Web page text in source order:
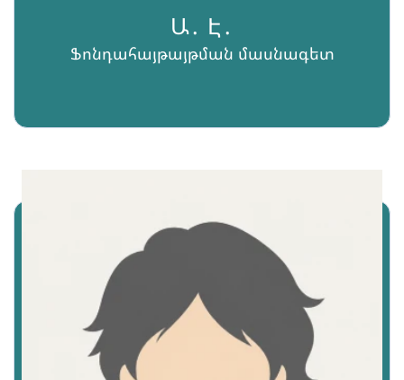
Ա․ Է․
Ֆոնդահայթայթման մասնագետ